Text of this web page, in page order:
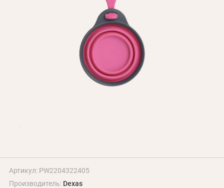
Программа лояльности
О Нас
Оптовым клиентам
Контакты
+380 (95) 095-00-05
Артикул: PW2204322405
Производитель: Dexas